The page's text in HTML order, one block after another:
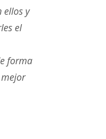
ellos y
el
forma